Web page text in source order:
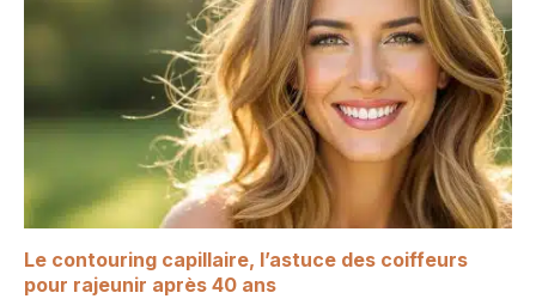
Le contouring capillaire, l’astuce des coiffeurs
pour rajeunir après 40 ans